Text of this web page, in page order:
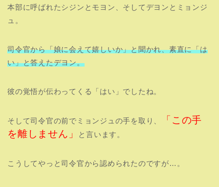
本部に呼ばれたシジンとモヨン、そしてデヨンとミョンジ
ュ。
司令官から「娘に会えて嬉しいか」と聞かれ、素直に「は
い」と答えたデヨン。
彼の覚悟が伝わってくる「はい」でしたね。
そして司令官の前でミョンジュの手を取り、
「この手
を離しません」
と言います。
こうしてやっと司令官から認められたのですが…。